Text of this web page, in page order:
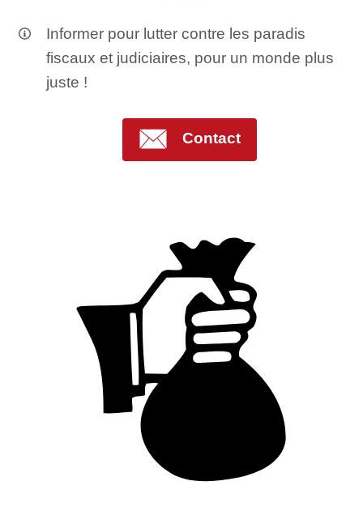
Informer pour lutter contre les paradis
fiscaux et judiciaires, pour un monde plus
juste !
Contact